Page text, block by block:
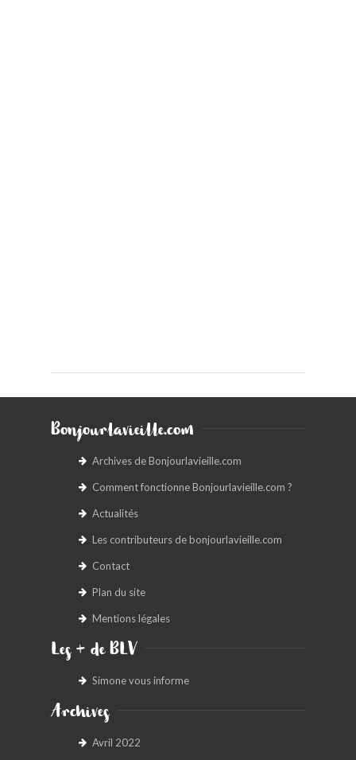
Bonjourlavieille.com
Archives de Bonjourlavieille.com
Comment fonctionne Bonjourlavieille.com ?
Actualités
Les contributeurs de bonjourlavieille.com
Contact
Plan du site
Mentions légales
Les + de BLV
Simone vous informe
Archives
Avril 2022